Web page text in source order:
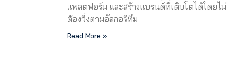
แพลตฟอร์ม และสร้างแบรนด์ที่เติบโตได้โดยไม่
ต้องวิ่งตามอัลกอริทึม
Read More »